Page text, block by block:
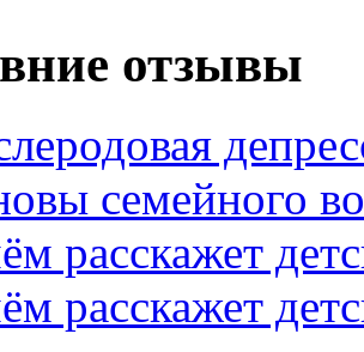
отзывы
семейного
расскажет
расскажет